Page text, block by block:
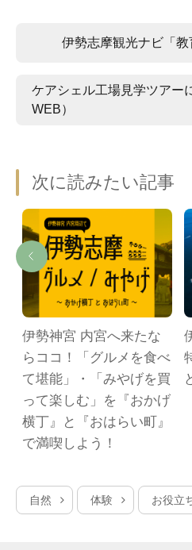
伊勢志摩観光ナビ「
ケアシェル工場見学ツアー
WEB）
次に読みたい記事
伊勢神宮 内宮へ来たな
らココ！「グルメを食べ
て堪能」・「みやげを買
って楽しむ」を『おかげ
横丁』と『おはらい町』
で満喫しよう！
自然 体験 お役立